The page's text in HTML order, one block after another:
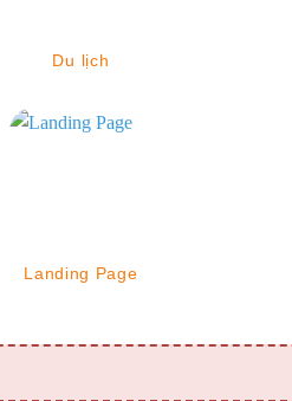
Du lịch
Landing Page